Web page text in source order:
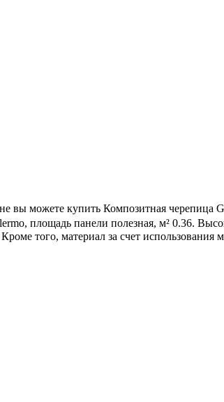
вы можете купить Композитная черепица
площадь панели полезная, м² 0.36.
того, материал за счет использования